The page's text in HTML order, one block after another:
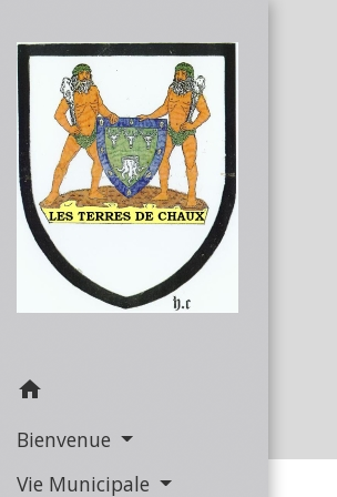
home
Bienvenue
Vie Municipale